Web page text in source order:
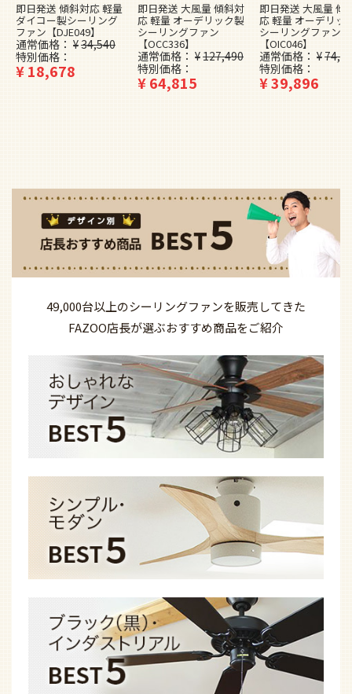
即日発送 傾斜対応 軽量
ダイコー製シーリング
ファン【DJE049】
通常価格 ¥34,540
特別価格
¥18,678
即日発送 大風量 傾斜対
応 軽量 オーデリック製
シーリングファン
【OCC336】
通常価格 ¥127,490
特別価格
¥64,815
即日発送 大風量 傾
応 軽量 オーデリッ
シーリングファン
【OIC046】
通常価格 ¥
特別価格
¥39,896
49,000台以上のシーリングファンを販売してきた
FAZOO店長が選ぶおすすめ商品をご紹介